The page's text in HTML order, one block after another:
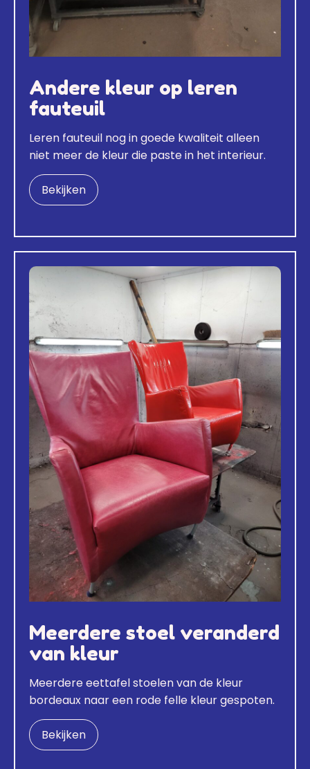
Andere kleur op leren
fauteuil
Leren fauteuil nog in goede kwaliteit alleen
niet meer de kleur die paste in het interieur.
Bekijken
Meerdere stoel veranderd
van kleur
Meerdere eettafel stoelen van de kleur
bordeaux naar een rode felle kleur gespoten.
Bekijken